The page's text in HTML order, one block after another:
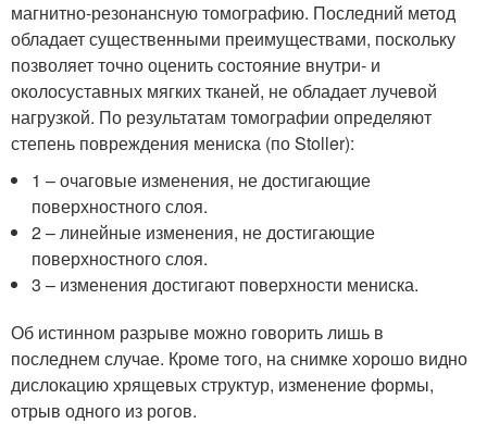
магнитно-резонансную томографию. Последний метод
обладает существенными преимуществами, поскольку
позволяет точно оценить состояние внутри- и
околосуставных мягких тканей, не обладает лучевой
нагрузкой. По результатам томографии определяют
степень повреждения мениска (по Stoller):
1 – очаговые изменения, не достигающие
поверхностного слоя.
2 – линейные изменения, не достигающие
поверхностного слоя.
3 – изменения достигают поверхности мениска.
Об истинном разрыве можно говорить лишь в
последнем случае. Кроме того, на снимке хорошо видно
дислокацию хрящевых структур, изменение формы,
отрыв одного из рогов.